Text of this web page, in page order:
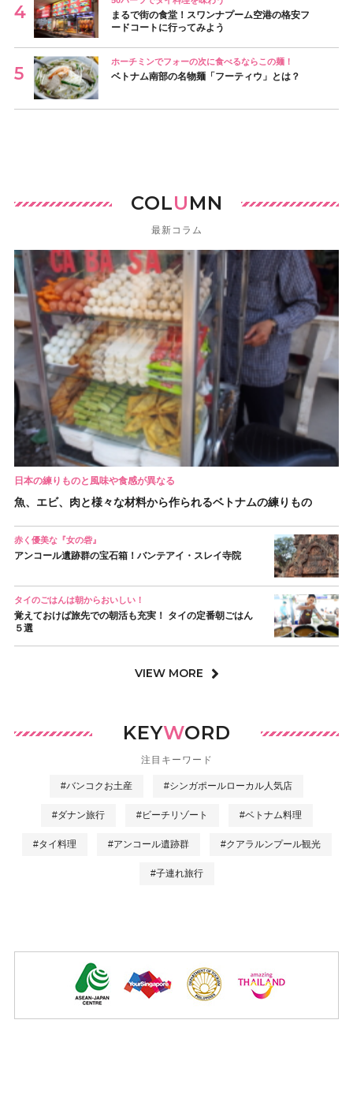
まるで街の食堂！スワンナプーム空港の格安フ
ードコートに行ってみよう
ホーチミンでフォーの次に食べるならこの麺！
ベトナム南部の名物麺「フーティウ」とは？
COLUMN
最新コラム
日本の練りものと風味や食感が異なる
魚、エビ、肉と様々な材料から作られるベトナムの練りもの
赤く優美な『女の砦』
アンコール遺跡群の宝石箱！バンテアイ・スレイ寺院
タイのごはんは朝からおいしい！
覚えておけば旅先での朝活も充実！ タイの定番朝ごはん
５選
VIEW MORE
KEYWORD
注目キーワード
#バンコクお土産 #シンガポールローカル人気店
#ダナン旅行 #ビーチリゾート #ベトナム料理
#タイ料理 #アンコール遺跡群 #クアラルンプール観光
#子連れ旅行